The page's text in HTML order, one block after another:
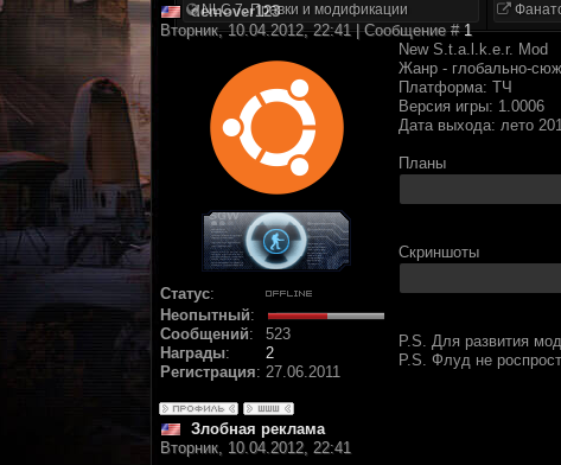
NLC 7. Правки и модификации
demover123
Вторник, 10.04.2012, 22:41 | Сообщение #1
Статус:
Неопытный:
Сообщений:
523
Награды:
2
Регистрация: 27.06.2011
New S.t.a.l.k.e.r. Mod
Жанр - глобально-
Платформа: ТЧ
Версия игры: 1.0006
Дата выхода: лето
Планы
Скриншоты
P.S. Для развития
P.S. Флуд не
Злобная реклама
Вторник, 10.04.2012, 22:41